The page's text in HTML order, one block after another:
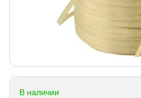
В наличии